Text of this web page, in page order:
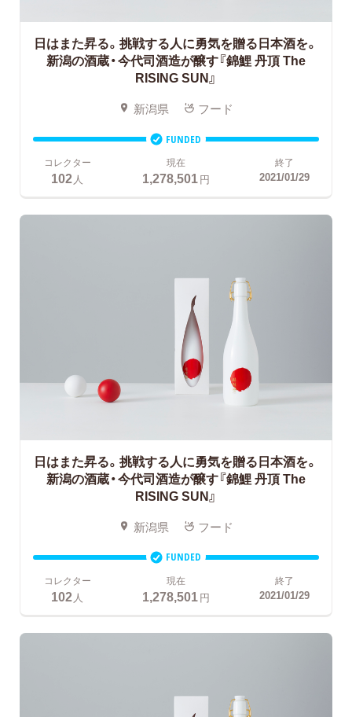
日はまた昇る。挑戦する人に勇気を贈る日本酒を。
新潟の酒蔵・今代司酒造が醸す『錦鯉 丹頂 The
RISING SUN』
新潟県 フード
FUNDED
コレクター
102人
現在
1,278,501円
終了
2021/01/29
日はまた昇る。挑戦する人に勇気を贈る日本酒を。
新潟の酒蔵・今代司酒造が醸す『錦鯉 丹頂 The
RISING SUN』
新潟県 フード
FUNDED
コレクター
102 人
現在
1,278,501円
終了
2021/01/29